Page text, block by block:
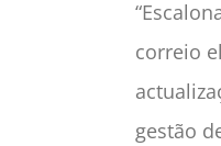
correio
gestão